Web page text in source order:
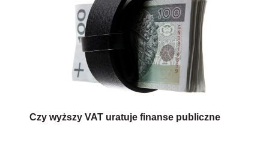
Czy wyższy VAT uratuje finanse publiczne